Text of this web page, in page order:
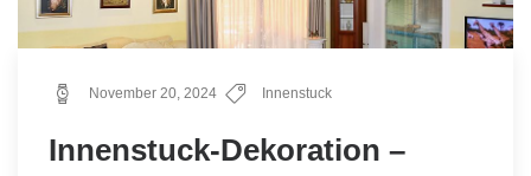
November 20, 2024 Innenstuck
Innenstuck-Dekoration –